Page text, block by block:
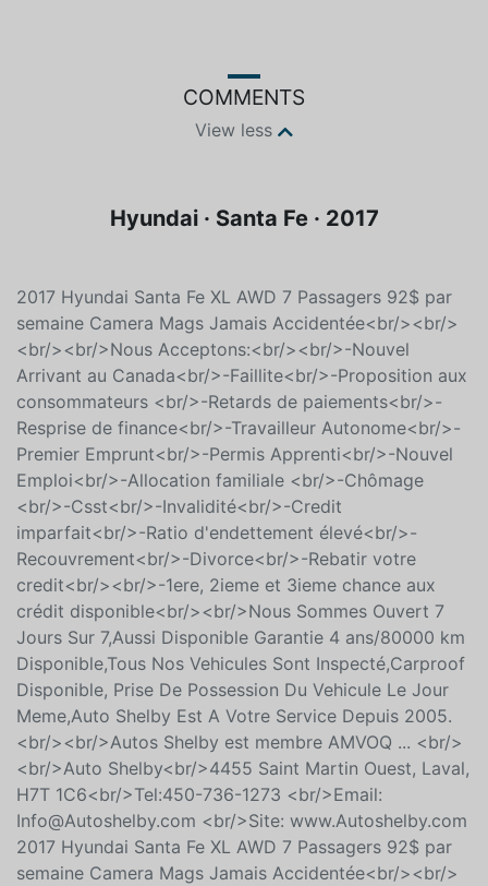
COMMENTS
View less
Hyundai · Santa Fe · 2017
2017 Hyundai Santa Fe XL AWD 7 Passagers 92$ par
semaine Camera Mags Jamais Accidentée<br/><br/>
<br/><br/>Nous Acceptons:<br/><br/>-Nouvel
Arrivant au Canada<br/>-Faillite<br/>-Proposition aux
consommateurs <br/>-Retards de paiements<br/>-
Resprise de finance<br/>-Travailleur Autonome<br/>-
Premier Emprunt<br/>-Permis Apprenti<br/>-Nouvel
Emploi<br/>-Allocation familiale <br/>-Chômage
<br/>-Csst<br/>-Invalidité<br/>-Credit
imparfait<br/>-Ratio d'endettement élevé<br/>-
Recouvrement<br/>-Divorce<br/>-Rebatir votre
credit<br/><br/>-1ere, 2ieme et 3ieme chance aux
crédit disponible<br/><br/>Nous Sommes Ouvert 7
Jours Sur 7,Aussi Disponible Garantie 4 ans/80000 km
Disponible,Tous Nos Vehicules Sont Inspecté,Carproof
Disponible, Prise De Possession Du Vehicule Le Jour
Meme,Auto Shelby Est A Votre Service Depuis 2005.
<br/><br/>Autos Shelby est membre AMVOQ ... <br/>
<br/>Auto Shelby<br/>4455 Saint Martin Ouest, Laval,
H7T 1C6<br/>Tel:450-736-1273 <br/>Email:
Info@Autoshelby.com <br/>Site: www.Autoshelby.com
2017 Hyundai Santa Fe XL AWD 7 Passagers 92$ par
semaine Camera Mags Jamais Accidentée<br/><br/>